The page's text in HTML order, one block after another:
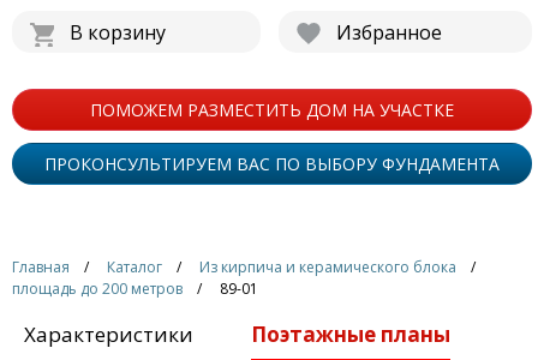
В корзину Избранное
ПОМОЖЕМ РАЗМЕСТИТЬ ДОМ НА УЧАСТКЕ
ПРОКОНСУЛЬТИРУЕМ ВАС ПО ВЫБОРУ ФУНДАМЕНТА
Главная Каталог
Из кирпича и керамического блока
площадь до 200 метров
89-01
Характеристики Поэтажные планы